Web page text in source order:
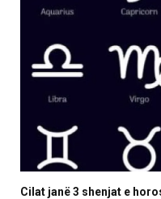
Cilat janë 3 shenjat e